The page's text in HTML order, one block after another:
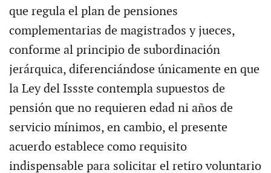
que regula el plan de pensiones
complementarias de magistrados y jueces,
conforme al principio de subordinación
jerárquica, diferenciándose únicamente en que
la Ley del Issste contempla supuestos de
pensión que no requieren edad ni años de
servicio mínimos, en cambio, el presente
acuerdo establece como requisito
indispensable para solicitar el retiro voluntario